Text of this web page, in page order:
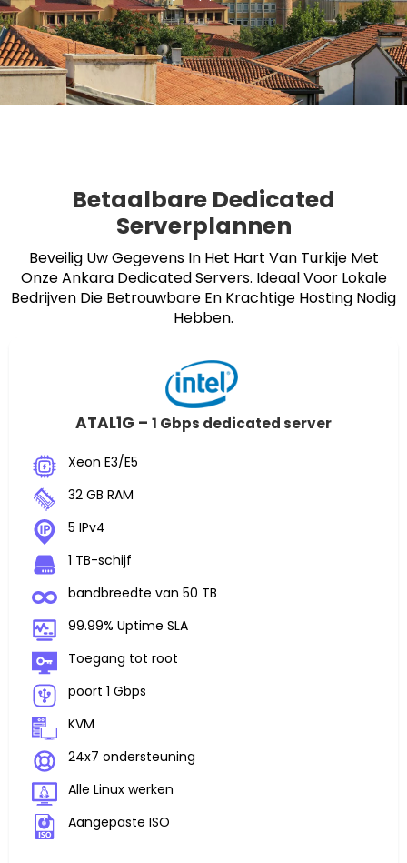
Betaalbare Dedicated
Serverplannen
Beveilig Uw Gegevens In Het Hart Van Turkije Met
Onze Ankara Dedicated Servers. Ideaal Voor Lokale
Bedrijven Die Betrouwbare En Krachtige Hosting Nodig
Hebben.
ATAL1G – 1 Gbps dedicated server
Xeon E3/E5
32 GB RAM
5 IPv4
1 TB-schijf
bandbreedte van 50 TB
99.99% Uptime SLA
Toegang tot root
poort 1 Gbps
KVM
24x7 ondersteuning
Alle Linux werken
Aangepaste ISO